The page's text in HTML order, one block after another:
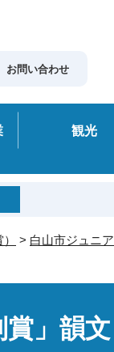
お問い合わせ
観光
> 白山市ジュニ
」韻